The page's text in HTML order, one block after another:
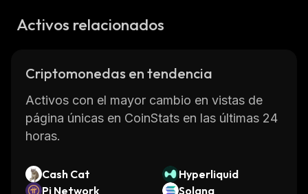
Activos relacionados
Criptomonedas en tendencia
Activos con el mayor cambio en vistas de
página únicas en CoinStats en las últimas 24
horas.
Cash Cat
Hyperliquid
Pi Network
Solana